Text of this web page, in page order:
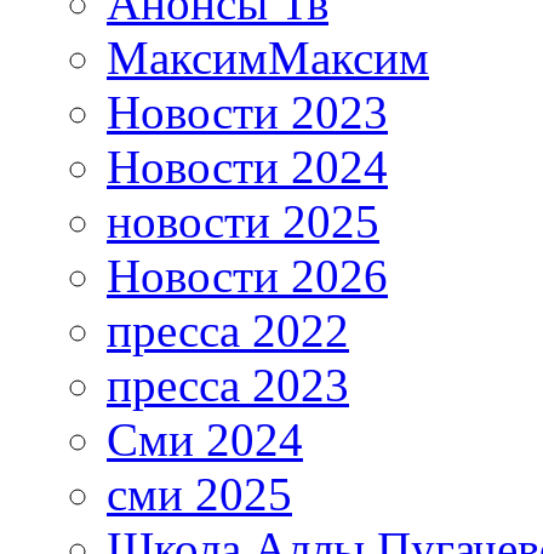
МаксимМаксим
Новости 2023
Новости 2024
новости 2025
Новости 2026
пресса 2022
пресса 2023
Сми 2024
сми 2025